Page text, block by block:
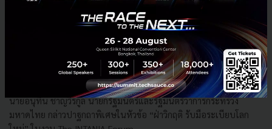
3 เรื่องที่ประเทศไทยต้อง Focus สร้างคน–นวัตกรรม–ปฏิรูป
ระบบราชการ เพื่อยกระดับขีดความสามารถประเทศ
นายอนุทิน ชาญวีรกูล นายกรัฐมนตรีและรัฐมนตรีว่าการกระทรวง
มหาดไทย กล่าวปาฐกถาพิเศษในหัวข้อ “ฝ่าวิกฤติ รับมือระเบียบโลก